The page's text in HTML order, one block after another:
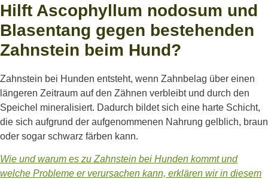
Hilft Ascophyllum nodosum und
Blasentang gegen bestehenden
Zahnstein beim Hund?
Zahnstein bei Hunden entsteht, wenn Zahnbelag über einen
längeren Zeitraum auf den Zähnen verbleibt und durch den
Speichel mineralisiert. Dadurch bildet sich eine harte Schicht,
die sich aufgrund der aufgenommenen Nahrung gelblich, braun
oder sogar schwarz färben kann.
Wie und warum es zu Zahnstein bei Hunden kommt und
welche Probleme er verursachen kann, erklären wir in diesem